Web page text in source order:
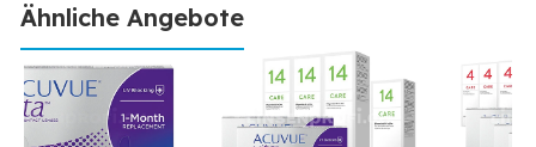
Ähnliche Angebote